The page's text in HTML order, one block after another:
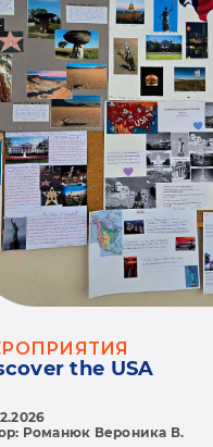
the USA
Романюк Вероника В.